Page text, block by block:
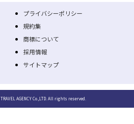
プライバシーポリシー
規約集
商標について
採用情報
サイトマップ
AGENCY Co.,LTD. All rights reserved.